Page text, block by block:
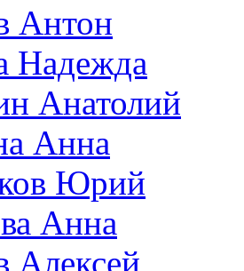
Антон
Надежда
Анатолий
Анна
Юрий
Анна
Алексей